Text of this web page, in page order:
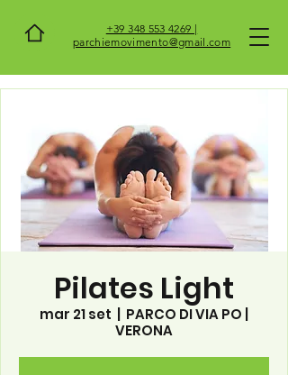
+39 348 553 4269 |
parchiemovimento@gmail.com
Pilates Light
mar 21 set
PARCO DI VIA PO |
VERONA